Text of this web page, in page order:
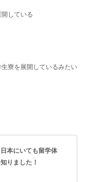
している
寮を展開しているみたい
日本にいても留学体
りました！